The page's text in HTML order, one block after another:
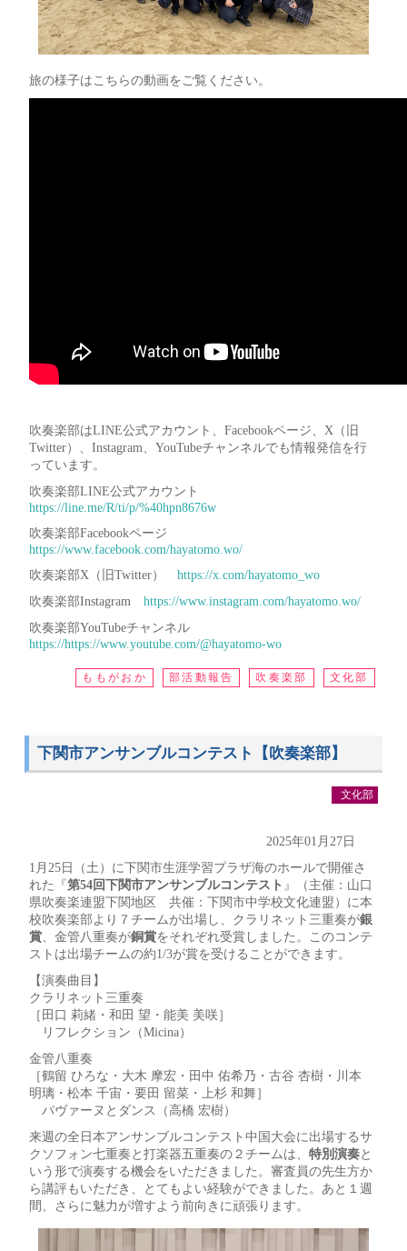
旅の様子はこちらの動画をご覧ください。
吹奏楽部はLINE公式アカウント、Facebookページ、X（旧
Twitter）、Instagram、YouTubeチャンネルでも情報発信を行
っています。
吹奏楽部LINE公式アカウント
https://line.me/R/ti/p/%40hpn8676w
吹奏楽部Facebookページ
https://www.facebook.com/hayatomo.wo/
吹奏楽部X（旧Twitter）https://x.com/hayatomo_wo
吹奏楽部Instagramhttps://www.instagram.com/hayatomo.wo/
吹奏楽部YouTubeチャンネル
https://https://www.youtube.com/@hayatomo-wo
ももがおか 部活動報告 吹奏楽部 文化部
下関市アンサンブルコンテスト【吹奏楽部】
文化部
2025年01月27日
1月25日（土）に下関市生涯学習プラザ海のホールで開催さ
れた『第54回下関市アンサンブルコンテスト 』（主催：山口
県吹奏楽連盟下関地区 共催：下関市中学校文化連盟）に本
校吹奏楽部より７チームが出場し、クラリネット三重奏が銀
賞 、金管八重奏が銅賞をそれぞれ受賞しました。このコンテ
ストは出場チームの約1/3が賞を受けることができます。
【演奏曲目】
クラリネット三重奏
［田口 莉緒・和田 望・能美 美咲］
リフレクション（Micina）
金管八重奏
［鶴留 ひろな・大木 摩宏・田中 佑希乃・古谷 杏樹・川本
明璃・松本 千宙・要田 留菜・上杉 和舞］
パヴァーヌとダンス（高橋 宏樹）
来週の全日本アンサンブルコンテスト中国大会に出場するサ
クソフォン七重奏と打楽器五重奏の２チームは、特別演奏と
いう形で演奏する機会をいただきました。審査員の先生方か
ら講評もいただき、とてもよい経験ができました。あと１週
間、さらに魅力が増すよう前向きに頑張ります。